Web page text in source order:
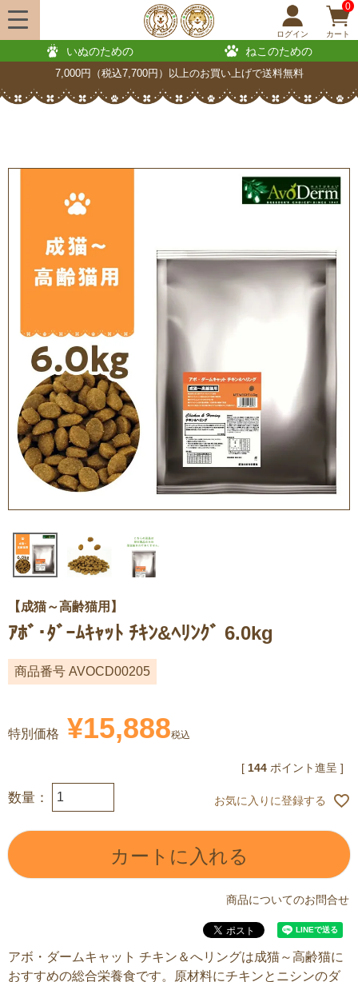
ログイン
0
カート
いぬのための ねこのための
7,000円（税込7,700円）以上のお買い上げで送料無料
【成猫～高齢猫用】
ｱﾎﾞ･ﾀﾞｰﾑｷｬｯﾄ ﾁｷﾝ&ﾍﾘﾝｸﾞ 6.0kg
商品番号 AVOCD00205
特別価格 ¥15,888税込
[ 144 ポイント進呈 ]
お気に入りに登録する
カートに入れる
商品についてのお問合せ
アボ・ダームキャット チキン＆へリングは成猫～高齢猫に
おすすめの総合栄養食です。原材料にチキンとニシンのダ